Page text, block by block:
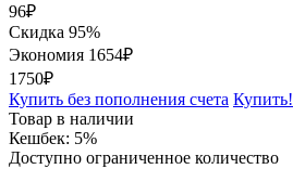
96₽
Скидка 95%
Экономия 1654₽
1750₽
Купить без пополнения счета Купить!
Товар в наличии
Кешбек: 5%
Доступно ограниченное количество